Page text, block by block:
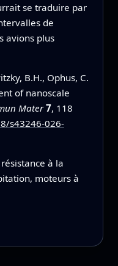
se traduire par
de
avions plus
B.H., Ophus, C.
of nanoscale
Mater 7, 118
s43246-026-
à la
moteurs à